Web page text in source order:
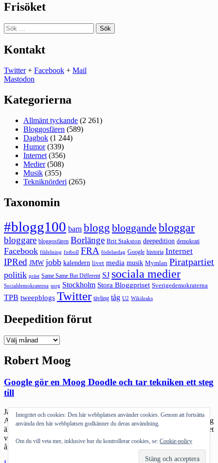
Frisöket
Sök
efter:
Kontakt
Twitter+ Facebook + Mail
Mastodon
Kategorierna
Allmänt tyckande (2 261)
Bloggosfären (589)
Dagbok (1 244)
Humor(339)
Internet (356)
Medier(508)
Musik (355)
Tekniknörderi (265)
Taxonomin
#blogg100 barn blogg bloggande bloggar
bloggare bloggosfären Borlänge Brit Stakston deepedition demokrati
Facebook fildelning fotboll FRA födelsedag Google historia Internet
IPRed JMW jobb kalendern livet media musik Mymlan Piratpartiet
politik präst Same Same But Different SJ sociala medier
Socialdemokraterna sorg Stockholm Stora Bloggpriset Sverigedemokraterna
TPB tweepblogs Twitter tävling tåg U2 Wikileaks
Deepedition förut
Deepedition
Robert Moog
Google gör en Moog Doodle och tar tekniken ett steg
till
Jag köper alldeles för många instrumentappar till mina iOS-grejer.
Alldeles för många som jag sällan har tid att göra något med. För jag
älskar ju sånt där pill egentligen. Och jag minns hur oerhört coolt det
var att testa riktigt gamla synthar. Robert Moog skulle idag fyllt 78
år. Han är sannerligen syntharnas fader och […]
Integritet och cookies: Den här webbplatsen använder cookies. Genom att fortsätta
använda den här webbplatsen godkänner du deras användning.
Om du vill veta mer, inklusive hur du kontrollerar cookies, se: Cookie-policy